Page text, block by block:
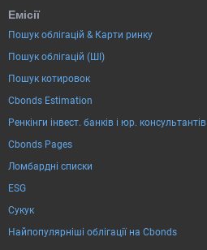
Емісії
Пошук облігацій & Карти ринку
Пошук облігацій (ШІ)
Пошук котировок
Cbonds Estimation
Ренкінги інвест. банків і юр. консультантів
Cbonds Pages
Ломбардні списки
ESG
Сукук
Найпопулярніші облігації на Cbonds